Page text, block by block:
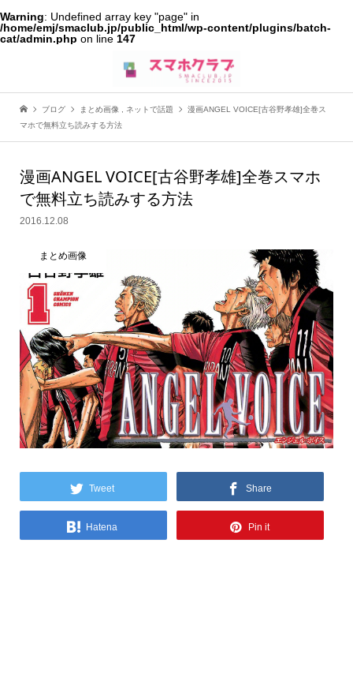
Warning: Undefined array key "page" in
/home/emj/smaclub.jp/public_html/wp-content/plugins/batch-
cat/admin.php on line 147
ブログ まとめ画像 ネットで話題
漫画ANGEL VOICE[古谷野孝雄]全巻ス
マホで無料立ち読みする方法
漫画ANGEL VOICE[古谷野孝雄]全巻スマホ
で無料立ち読みする方法
2016.12.08
まとめ画像
Tweet Share
Hatena Pin it